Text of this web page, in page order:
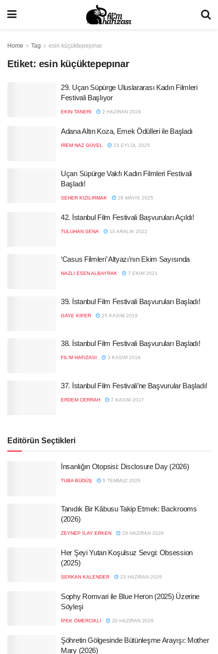
Home Tag esin küçüktepepınar
Etiket: esin küçüktepepınar
29. Uçan Süpürge Uluslararası Kadın Filmleri
Festivali Başlıyor
EKIN TANERI 2 HAZIRAN 2026
Adana Altın Koza, Emek Ödülleri ile Başladı
İREM NAZ GÜVEL 23 EYLÜL 2025
Uçan Süpürge Vakfı Kadın Filmleri Festivali
Başladı!
SEHER KIZILIRMAK 28 MAYIS 2025
42. İstanbul Film Festivali Başvuruları Açıldı!
TULUHAN SENA 10 ARALIK 2022
‘Casus Filmleri’ Altyazı’nın Ekim Sayısında
NAZLI ESEN ALBAYRAK 7 EKIM 2021
39. İstanbul Film Festivali Başvuruları Başladı!
GAYE KIPER 25 KASIM 2019
38. İstanbul Film Festivali Başvuruları Başladı!
FIL'M HAFIZASI 3 KASIM 2018
37. İstanbul Film Festivali’ne Başvurular Başladı!
ERDEM CERRAH 7 KASIM 2017
Editörün Seçtikleri
İnsanlığın Otopsisi: Disclosure Day (2026)
TUBA BÜDÜŞ 5 TEMMUZ 2026
Tanıdık Bir Kâbusu Takip Etmek: Backrooms
(2026)
ZEYNEP İLAY ERKEN 29 HAZIRAN 2026
Her Şeyi Yutan Koşulsuz Sevgi: Obsession
(2025)
SERKAN KALENDER 23 HAZIRAN 2026
Sophy Romvari ile Blue Heron (2025) Üzerine
Söyleşi
İPEK ÖMERCIKLI 20 HAZIRAN 2026
Şöhretin Gölgesinde Bütünleşme Arayışı: Mother
Mary (2026)